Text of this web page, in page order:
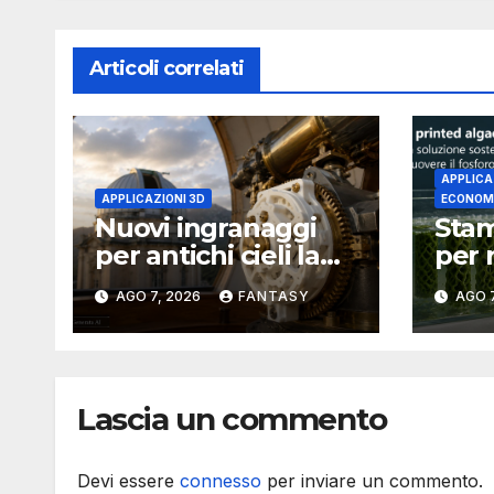
Articoli correlati
APPLICAZIONI 3D
Nuovi ingranaggi
per antichi cieli la
stampa 3D
aggiorna un
osservatorio del
Rock
AGO 7, 2026 FANTASY
per
il AGO
Lascia un commento
Devi essere connesso per inviare un commento.